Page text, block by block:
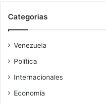
Categorias
Venezuela
Política
Internacionales
Economía